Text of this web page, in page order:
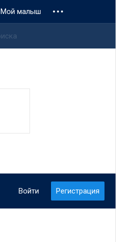
Мой малыш
Войти Регистрация